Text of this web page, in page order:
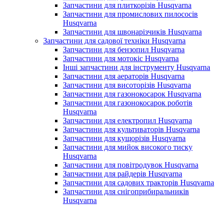
Запчастини для плиткорізів Husqvarna
Запчастини для промислових пилососів
Husqvarna
Запчастини для швонарізчиків Husqvarna
Запчастини для садової техніки Husqvarna
Запчастини для бензопил Husqvarna
Запчастини для мотокіс Husqvarna
Інші запчастини для інструменту Husqvarna
Запчастини для аераторів Husqvarna
Запчастини для висоторізів Husqvarna
Запчастини для газонокосарок Husqvarna
Запчастини для газонокосарок роботів
Husqvarna
Запчастини для електропил Husqvarna
Запчастини для культиваторів Husqvarna
Запчастини для кущорізів Husqvarna
Запчастини для мийок високого тиску
Husqvarna
Запчастини для повітродувок Husqvarna
Запчастини для райдерів Husqvarna
Запчастини для садових тракторів Husqvarna
Запчастини для снігоприбиральників
Husqvarna